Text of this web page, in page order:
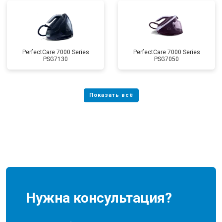
PerfectCare 7000 Series
PSG7130
PerfectCare 7000 Series
PSG7050
Нужна консультация?